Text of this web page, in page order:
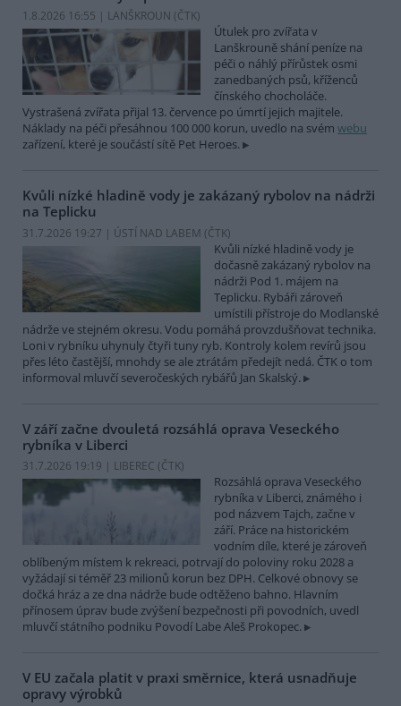
1.8.2026 16:55 | LANŠKROUN (ČTK)
Útulek pro zvířata v
Lanškrouně shání peníze na
péči o náhlý přírůstek osmi
zanedbaných psů, kříženců
čínského chocholáče.
Vystrašená zvířata přijal 13. července po úmrtí jejich majitele.
Náklady na péči přesáhnou 100 000 korun, uvedlo na svém webu
zařízení, které je součástí sítě Pet Heroes.
Kvůli nízké hladině vody je zakázaný rybolov na nádrži
na Teplicku
31.7.2026 19:27 | ÚSTÍ NAD LABEM (ČTK)
Kvůli nízké hladině vody je
dočasně zakázaný rybolov na
nádrži Pod 1. májem na
Teplicku. Rybáři zároveň
umístili přístroje do Modlanské
nádrže ve stejném okresu. Vodu pomáhá provzdušňovat technika.
Loni v rybníku uhynuly čtyři tuny ryb. Kontroly kolem revírů jsou
přes léto častější, mnohdy se ale ztrátám předejít nedá. ČTK o tom
informoval mluvčí severočeských rybářů Jan Skalský.
V září začne dvouletá rozsáhlá oprava Veseckého
rybníka v Liberci
31.7.2026 19:19 | LIBEREC (ČTK)
Rozsáhlá oprava Veseckého
rybníka v Liberci, známého i
pod názvem Tajch, začne v
září. Práce na historickém
vodním díle, které je zároveň
oblíbeným místem k rekreaci, potrvají do poloviny roku 2028 a
vyžádají si téměř 23 milionů korun bez DPH. Celkové obnovy se
dočká hráz a ze dna nádrže bude odtěženo bahno. Hlavním
přínosem úprav bude zvýšení bezpečnosti při povodních, uvedl
mluvčí státního podniku Povodí Labe Aleš Prokopec.
V EU začala platit v praxi směrnice, která usnadňuje
opravy výrobků